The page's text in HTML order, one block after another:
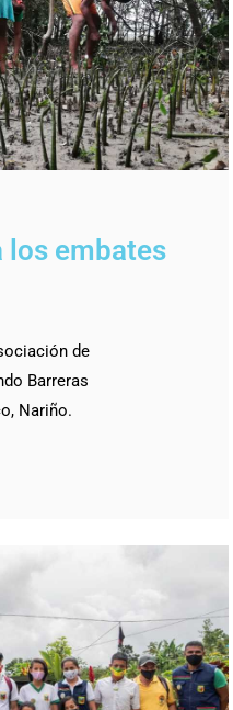
los embates
de
Barreras
Nariño.